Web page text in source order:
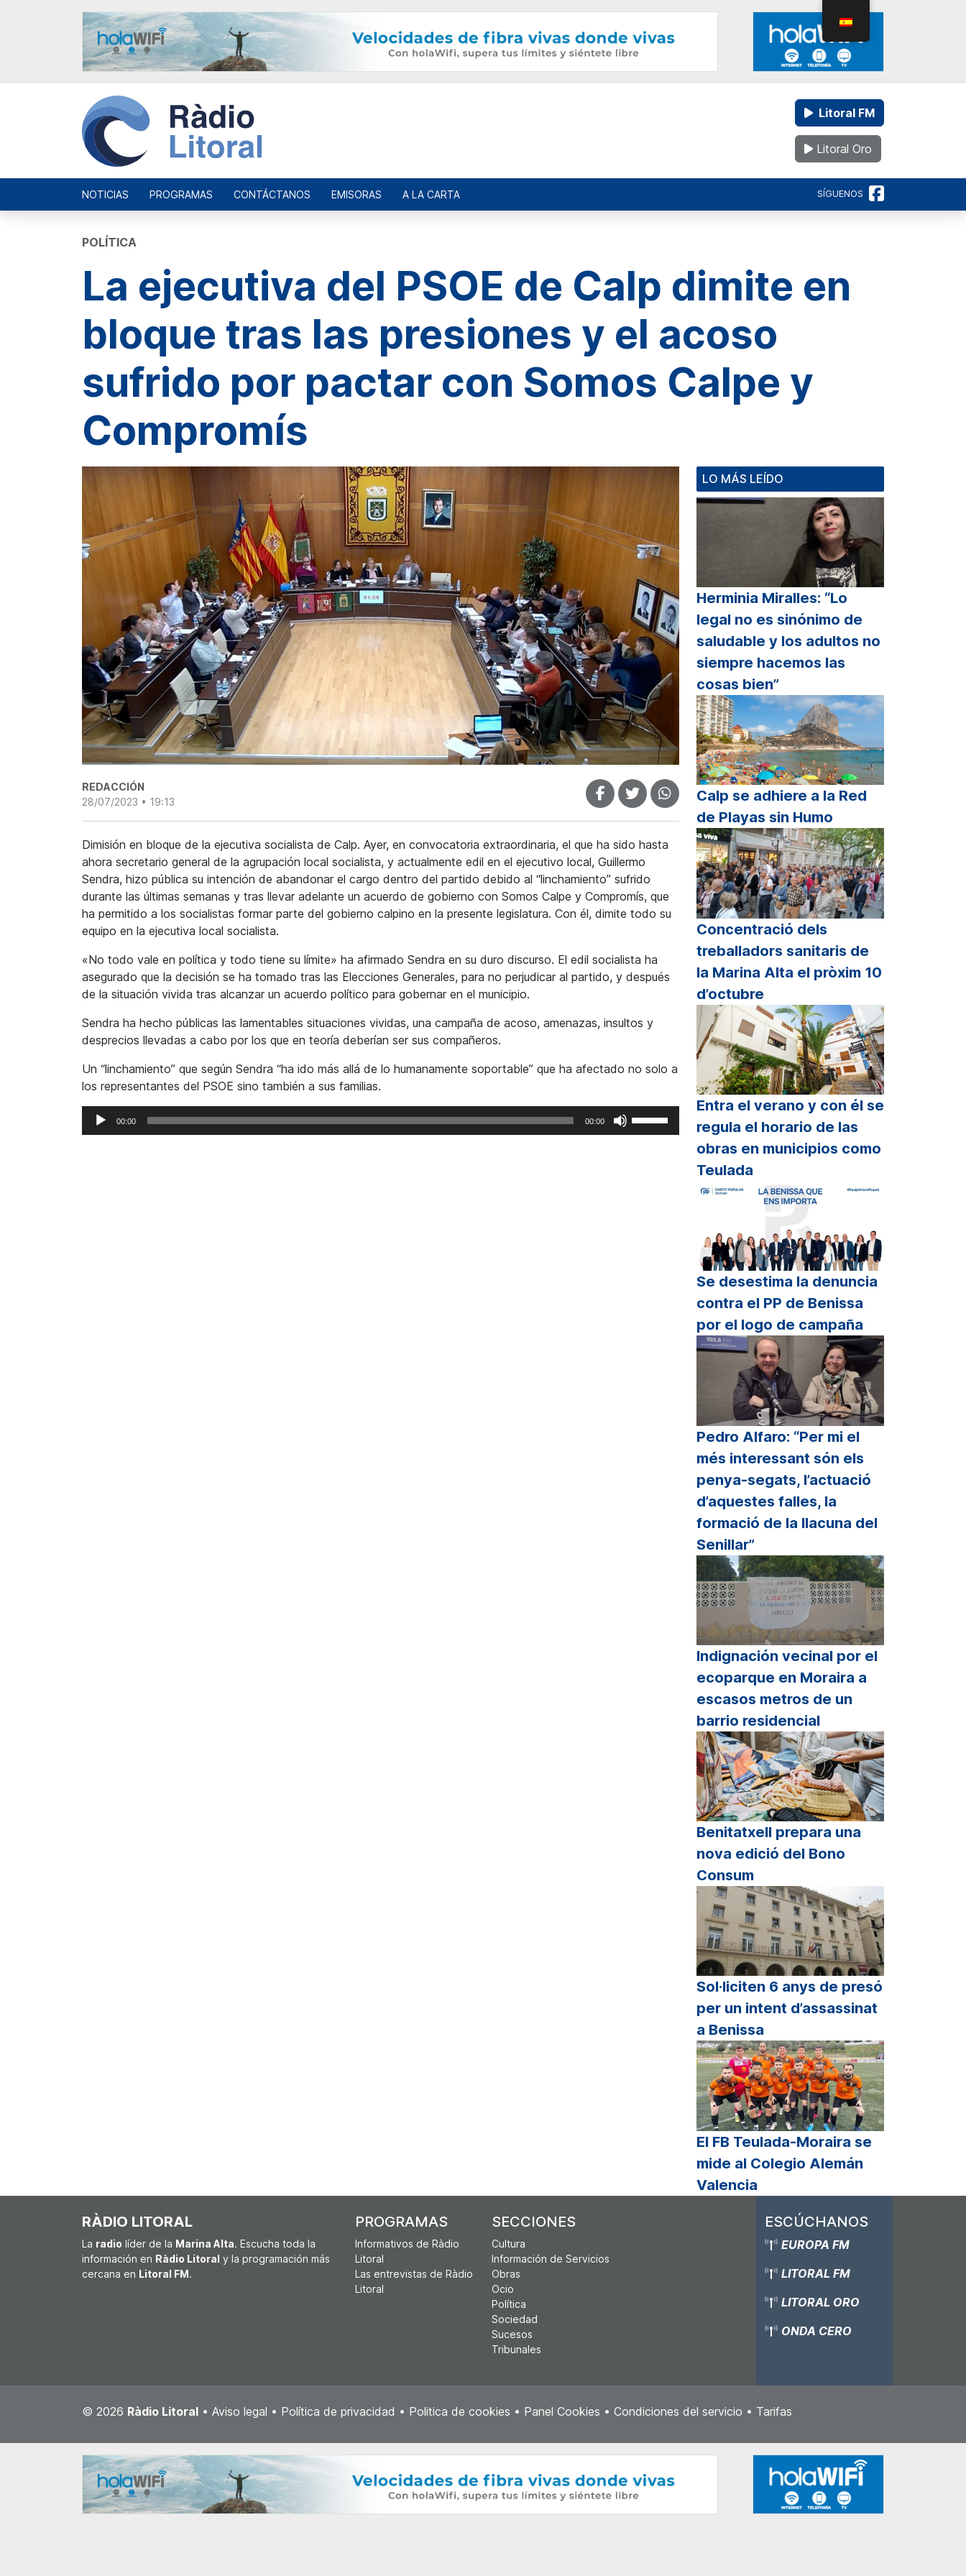
Litoral FM
Litoral Oro
NOTICIAS PROGRAMAS CONTÁCTANOS EMISORAS A LA CARTA SÍGUENOS
POLÍTICA
La ejecutiva del PSOE de Calp dimite en
bloque tras las presiones y el acoso
sufrido por pactar con Somos Calpe y
Compromís
REDACCIÓN
28/07/2023 • 19:13
Dimisión en bloque de la ejecutiva socialista de Calp. Ayer, en convocatoria extraordinaria, el que ha sido hasta
ahora secretario general de la agrupación local socialista, y actualmente edil en el ejecutivo local, Guillermo
Sendra, hizo pública su intención de abandonar el cargo dentro del partido debido al “linchamiento” sufrido
durante las últimas semanas y tras llevar adelante un acuerdo de gobierno con Somos Calpe y Compromís, que
ha permitido a los socialistas formar parte del gobierno calpino en la presente legislatura. Con él, dimite todo su
equipo en la ejecutiva local socialista.
«No todo vale en política y todo tiene su límite» ha afirmado Sendra en su duro discurso. El edil socialista ha
asegurado que la decisión se ha tomado tras las Elecciones Generales, para no perjudicar al partido, y después
de la situación vivida tras alcanzar un acuerdo político para gobernar en el municipio.
Sendra ha hecho públicas las lamentables situaciones vividas, una campaña de acoso, amenazas, insultos y
desprecios llevadas a cabo por los que en teoría deberían ser sus compañeros.
Un “linchamiento” que según Sendra “ha ido más allá de lo humanamente soportable” que ha afectado no solo a
los representantes del PSOE sino también a sus familias.
Reproductor
de
00:00 00:00
LO MÁS LEÍDO
Herminia Miralles: “Lo
legal no es sinónimo de
saludable y los adultos no
siempre hacemos las
cosas bien”
Calp se adhiere a la Red
de Playas sin Humo
Concentració dels
treballadors sanitaris de
la Marina Alta el pròxim 10
d’octubre
Entra el verano y con él se
regula el horario de las
obras en municipios como
Teulada
Se desestima la denuncia
contra el PP de Benissa
por el logo de campaña
Pedro Alfaro: “Per mi el
més interessant són els
penya-segats, l’actuació
d’aquestes falles, la
formació de la llacuna del
Senillar”
Indignación vecinal por el
ecoparque en Moraira a
escasos metros de un
barrio residencial
Benitatxell prepara una
nova edició del Bono
Consum
Sol·liciten 6 anys de presó
per un intent d’assassinat
a Benissa
El FB Teulada-Moraira se
mide al Colegio Alemán
Valencia
RÀDIO LITORAL
La radio líder de la Marina Alta. Escucha toda la
información en Ràdio Litoral y la programación más
cercana en Litoral FM.
PROGRAMAS
Informativos de Ràdio
Litoral
Las entrevistas de Ràdio
Litoral
SECCIONES
Cultura
Información de Servicios
Obras
Ocio
Política
Sociedad
Sucesos
Tribunales
ESCÚCHANOS
EUROPA FM
LITORAL FM
LITORAL ORO
ONDA CERO
© 2026 Ràdio Litoral • Aviso legal • Política de privacidad • Politica de cookies • Panel Cookies • Condiciones del servicio • Tarifas